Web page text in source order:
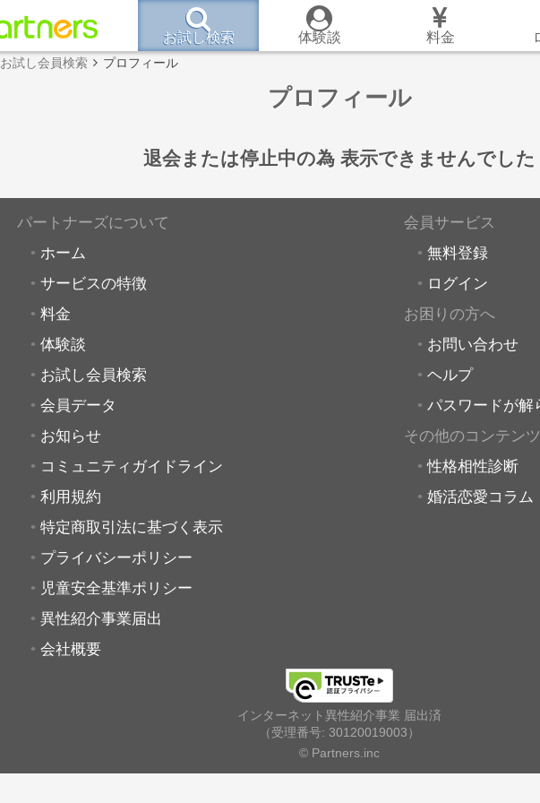
お試し検索 体験談 料金
お試し会員検索 プロフィール
プロフィール
退会または停止中の為 表示できませんでした
パートナーズについて
ホーム
サービスの特徴
料金
体験談
お試し会員検索
会員データ
お知らせ
コミュニティガイドライン
利用規約
特定商取引法に基づく表示
プライバシーポリシー
児童安全基準ポリシー
異性紹介事業届出
会社概要
会員サービス
無料登録
ログイン
お困りの方へ
お問い合わせ
ヘルプ
パスワードが解
その他のコンテンツ
性格相性診断
婚活恋愛コラム
インターネット異性紹介事業 届出済
（受理番号: 30120019003）
© Partners.inc